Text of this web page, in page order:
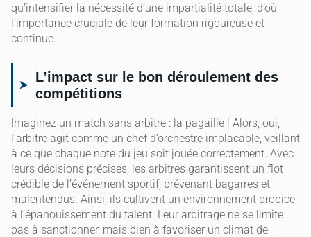
qu’intensifier la nécessité d’une impartialité totale, d’où
l’importance cruciale de leur formation rigoureuse et
continue.
L’impact sur le bon déroulement des
compétitions
Imaginez un match sans arbitre : la pagaille ! Alors, oui,
l’arbitre agit comme un chef d’orchestre implacable, veillant
à ce que chaque note du jeu soit jouée correctement. Avec
leurs décisions précises, les arbitres garantissent un flot
crédible de l’événement sportif, prévenant bagarres et
malentendus. Ainsi, ils cultivent un environnement propice
à l’épanouissement du talent. Leur arbitrage ne se limite
pas à sanctionner, mais bien à favoriser un climat de